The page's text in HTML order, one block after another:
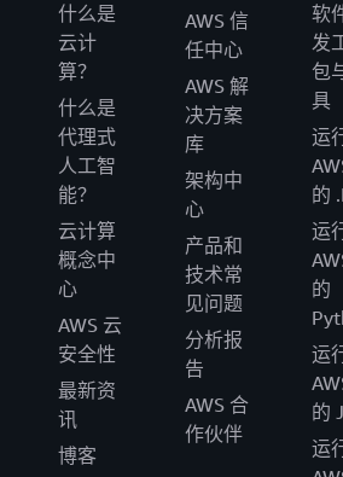
什么是
云计
算？
什么是
代理式
人工智
能？
云计算
概念中
心
AWS 云
安全性
最新资
讯
博客
AWS 信
任中心
AWS 解
决方案
库
架构中
心
产品和
技术常
见问题
分析报
告
AWS 合
作伙伴
软
发
包
具
运
的
运
的
运
的
运